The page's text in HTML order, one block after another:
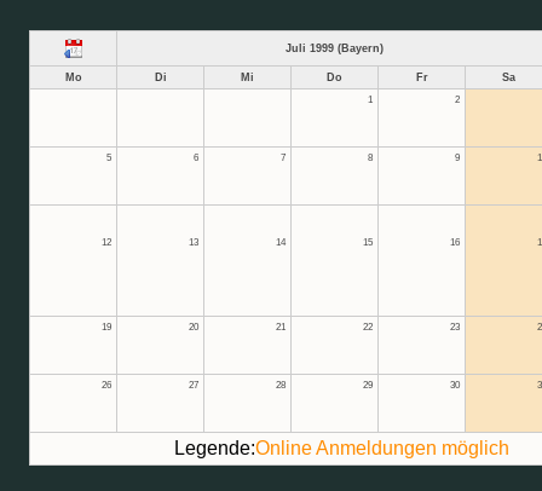
Juli 1999 (Bayern)
Mo Di Mi Do Fr Sa
1 2
5 6 7 8 9
12 13 14 15 16
19 20 21 22 23
26 27 28 29 30
Legende:Online Anmeldungen möglich